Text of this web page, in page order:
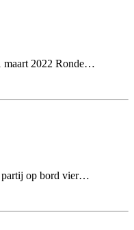
maart 2022 Ronde…
partij op bord vier…